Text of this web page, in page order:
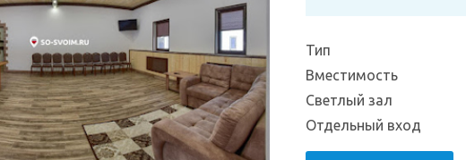
Тип
Вместимость
Светлый зал
Отдельный вход